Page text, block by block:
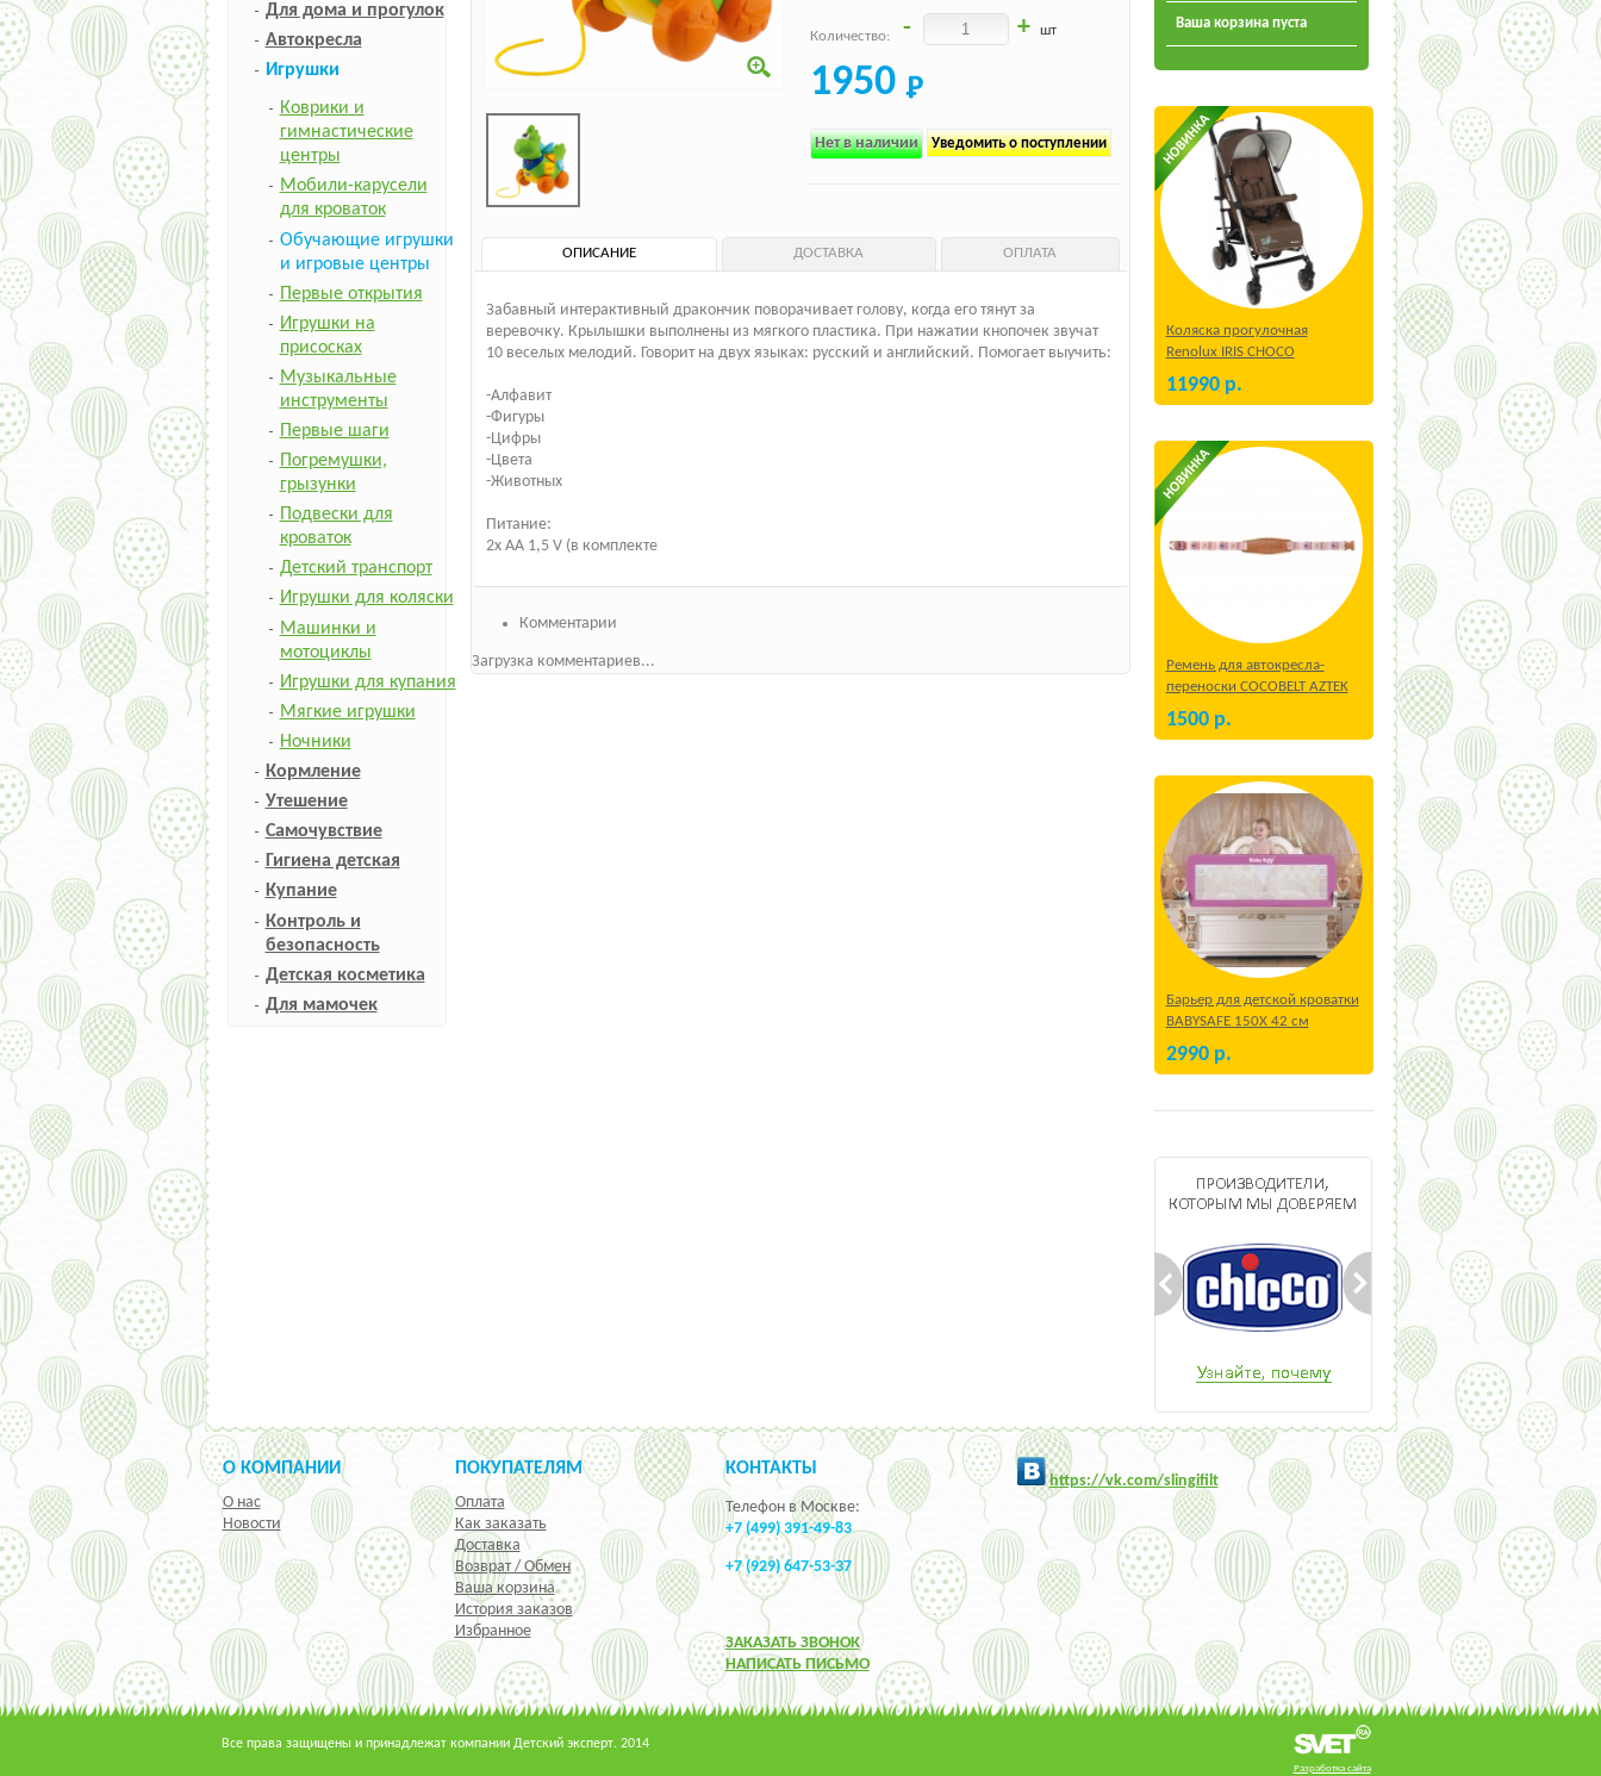
Для дома и прогулок
Автокресла
Игрушки
Коврики и
гимнастические
центры
Мобили-карусели
для кроваток
Обучающие игрушки
и игровые центры
Первые открытия
Игрушки на
присосках
Музыкальные
инструменты
Первые шаги
Погремушки,
грызунки
Подвески для
кроваток
Детский транспорт
Игрушки для коляски
Машинки и
мотоциклы
Игрушки для купания
Мягкие игрушки
Ночники
Кормление
Утешение
Самочувствие
Гигиена детская
Купание
Контроль и
безопасность
Детская косметика
Для мамочек
Количество: - + шт
1950
Нет в наличии Уведомить о поступлении
ОПИСАНИЕ ДОСТАВКА ОПЛАТА
Забавный интерактивный дракончик поворачивает голову, когда его тянут за
веревочку. Крылышки выполнены из мягкого пластика. При нажатии кнопочек звучат
10 веселых мелодий. Говорит на двух языках: русский и английский. Помогает выучить:
-Алфавит
-Фигуры
-Цифры
-Цвета
-Животных
Питание:
2x AA 1,5 V (в комплекте
Комментарии
Загрузка комментариев...
Ваша корзина пуста
Коляска прогулочная
Renolux IRIS CHOCO
11990 р.
Ремень для автокресла-
переноски COCOBELT AZTEK
1500 р.
Барьер для детской кроватки
BABYSAFE 150Х 42 см
Бежевый
2990 р.
О КОМПАНИИ
О нас
Новости
ПОКУПАТЕЛЯМ
Оплата
Как заказать
Доставка
Возврат / Обмен
Ваша корзина
История заказов
Избранное
КОНТАКТЫ
Телефон в Москве:
+7 (499) 391-49-83
+7 (929) 647-53-37
ЗАКАЗАТЬ ЗВОНОК
НАПИСАТЬ ПИСЬМО
https://vk.com/slingifilt
Разработка сайта
Все права защищены и принадлежат компании Детский эксперт. 2014